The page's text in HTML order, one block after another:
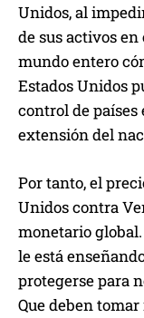
Unidos, al
de sus activos
mundo entero
Estados Unidos
control de
extensión del
Por tanto, el
Unidos contra
monetario
le está
protegerse para
Que deben